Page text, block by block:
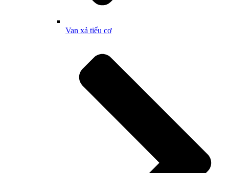
Van xả tiểu cơ